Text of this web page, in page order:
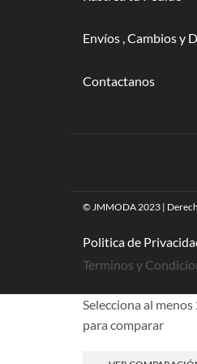
Envíos , Cambios y
Contactanos
© JMMODA 2023 |
Politica de
Terminos y
Selecciona al
para comparar